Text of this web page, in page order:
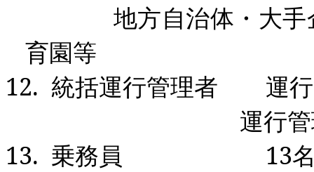
地方自治体・大
育園等
12. 統括運行管理者 運
運行管
13. 乗務員 13